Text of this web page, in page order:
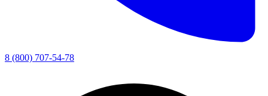
8 (800) 707-54-78